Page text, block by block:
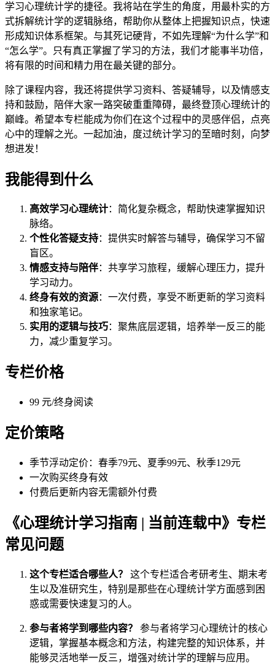
学习心理统计学的捷径。我将站在学生的角度，用最朴实的方
式拆解统计学的逻辑脉络，帮助你从整体上把握知识点，快速
形成知识体系框架。与其死记硬背，不如先理解“为什么学”和
“怎么学”。只有真正掌握了学习的方法，我们才能事半功倍，
将有限的时间和精力用在最关键的部分。
除了课程内容，我还将提供学习资料、答疑辅导，以及情感支
持和鼓励，陪伴大家一路突破重重障碍，最终登顶心理统计的
巅峰。希望本专栏能成为你们在这个过程中的灵感伴侣，点亮
心中的理解之光。一起加油，度过统计学习的至暗时刻，向梦
想进发！
我能得到什么
高效学习心理统计：简化复杂概念，帮助快速掌握知识
脉络。
个性化答疑支持：提供实时解答与辅导，确保学习不留
盲区。
情感支持与陪伴：共享学习旅程，缓解心理压力，提升
学习动力。
终身有效的资源：一次付费，享受不断更新的学习资料
和独家笔记。
实用的逻辑与技巧：聚焦底层逻辑，培养举一反三的能
力，减少重复学习。
专栏价格
99 元/终身阅读
定价策略
季节浮动定价：春季79元、夏季99元、秋季129元
一次购买终身有效
付费后更新内容无需额外付费
《心理统计学习指南 | 当前连载中》专栏
常见问题
这个专栏适合哪些人？
这个专栏适合考研考生、期末考
生以及准研究生，特别是那些在心理统计学方面感到困
惑或需要快速复习的人。
参与者将学到哪些内容？
参与者将学习心理统计的核心
逻辑，掌握基本概念和方法，构建完整的知识体系，并
能够灵活地举一反三，增强对统计学的理解与应用。